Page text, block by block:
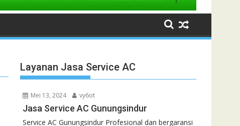
Layanan Jasa Service AC
Mei 13, 2024 vy6ot
Jasa Service AC Gunungsindur
Service AC Gunungsindur Profesional dan bergaransi